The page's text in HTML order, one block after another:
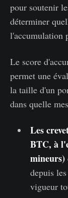
pour soutenir
déterminer
l'accumulation
Le score
permet une
la taille d'un
dans quelle
Les
BTC, à
mineurs)
depuis
vigueur